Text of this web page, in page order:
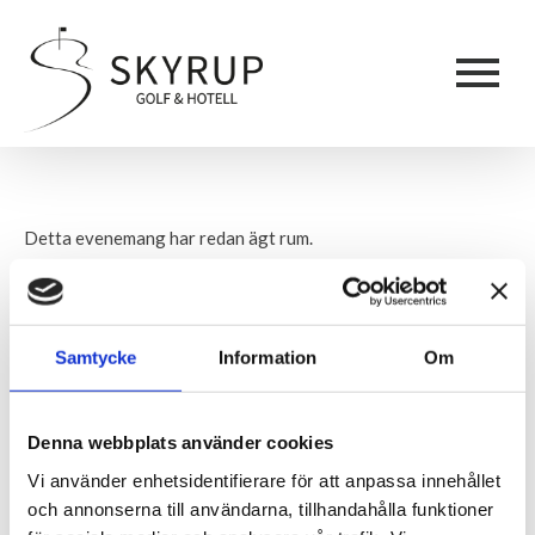
Samtycke Information Om
Denna webbplats använder cookies
Vi använder enhetsidentifierare för att anpassa innehållet
och annonserna till användarna, tillhandahålla funktioner
Detta evenemang har redan ägt rum.
Damgolfen
8 juli, 2020,17:00 19:00SEK30
– Start från Hål 1
– Första start 17.10, ingen föranmälan krävs men
uppskattas av tävlingsledningen. Antingen i pärmen i